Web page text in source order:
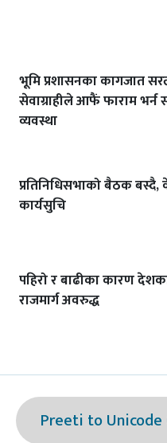
भूमि प्रशासनका कागजात
सेवाग्राहीले आफैं फाराम भर्न
व्यवस्था
प्रतिनिधिसभाको बैठक
कार्यसुचि
पहिरो र बाढीका कारण
राजमार्ग अवरुद्ध
Preeti to